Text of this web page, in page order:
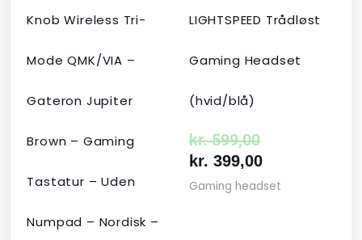
Knob Wireless Tri-
Mode QMK/VIA –
Gateron Jupiter
Brown – Gaming
Tastatur – Uden
Numpad – Nordisk –
LIGHTSPEED Trådløst
Gaming Headset
(hvid/blå)
kr.599,00
kr. 399,00
Gaming headset